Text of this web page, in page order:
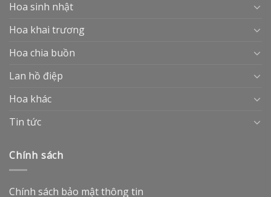
Hoa sinh nhật
Hoa khai trương
Hoa chia buồn
Lan hồ điệp
Hoa khác
Tin tức
Chính sách
Chính sách bảo mật thông tin